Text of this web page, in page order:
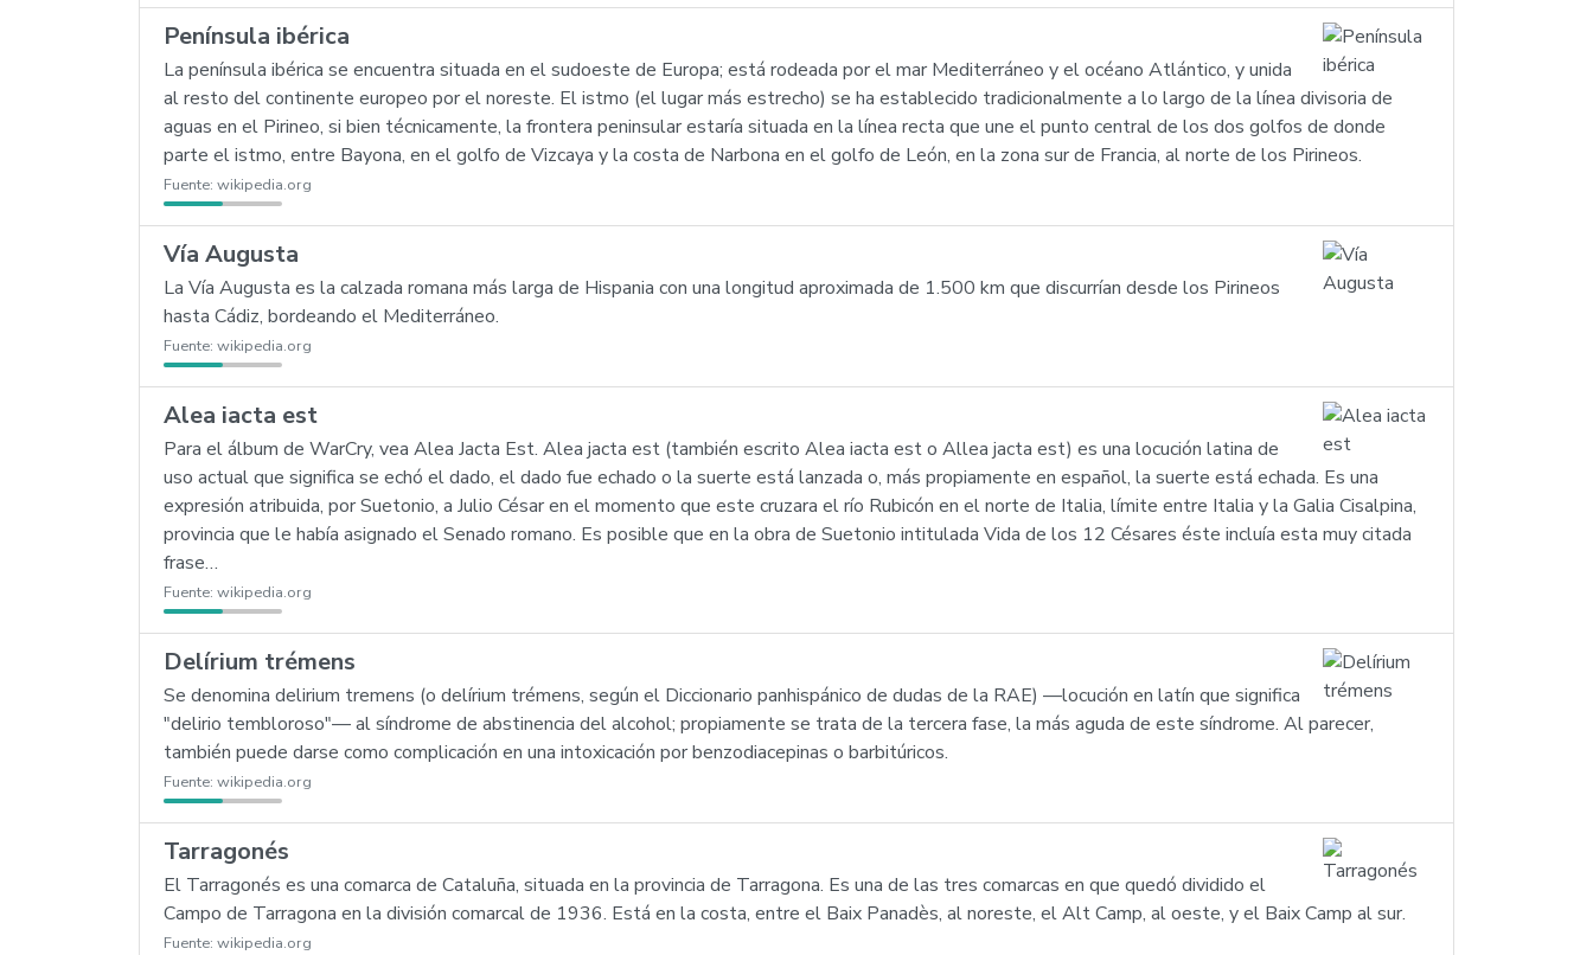
Península ibérica
La península ibérica se encuentra situada en el sudoeste de Europa; está rodeada por el mar Mediterráneo y el océano Atlántico, y unida
al resto del continente europeo por el noreste. El istmo (el lugar más estrecho) se ha establecido tradicionalmente a lo largo de la línea divisoria de
aguas en el Pirineo, si bien técnicamente, la frontera peninsular estaría situada en la línea recta que une el punto central de los dos golfos de donde
parte el istmo, entre Bayona, en el golfo de Vizcaya y la costa de Narbona en el golfo de León, en la zona sur de Francia, al norte de los Pirineos.
Fuente: wikipedia.org
Vía Augusta
La Vía Augusta es la calzada romana más larga de Hispania con una longitud aproximada de 1.500 km que discurrían desde los Pirineos
hasta Cádiz, bordeando el Mediterráneo.
Fuente: wikipedia.org
Alea iacta est
Para el álbum de WarCry, vea Alea Jacta Est. Alea jacta est (también escrito Alea iacta est o Allea jacta est) es una locución latina de
uso actual que significa se echó el dado, el dado fue echado o la suerte está lanzada o, más propiamente en español, la suerte está echada. Es una
expresión atribuida, por Suetonio, a Julio César en el momento que este cruzara el río Rubicón en el norte de Italia, límite entre Italia y la Galia Cisalpina,
provincia que le había asignado el Senado romano. Es posible que en la obra de Suetonio intitulada Vida de los 12 Césares éste incluía esta muy citada
frase…
Fuente: wikipedia.org
Delírium trémens
Se denomina delirium tremens (o delírium trémens, según el Diccionario panhispánico de dudas de la RAE) —locución en latín que significa
"delirio tembloroso"— al síndrome de abstinencia del alcohol; propiamente se trata de la tercera fase, la más aguda de este síndrome. Al parecer,
también puede darse como complicación en una intoxicación por benzodiacepinas o barbitúricos.
Fuente: wikipedia.org
Tarragonés
El Tarragonés es una comarca de Cataluña, situada en la provincia de Tarragona. Es una de las tres comarcas en que quedó dividido el
Campo de Tarragona en la división comarcal de 1936. Está en la costa, entre el Baix Panadès, al noreste, el Alt Camp, al oeste, y el Baix Camp al sur.
Fuente: wikipedia.org